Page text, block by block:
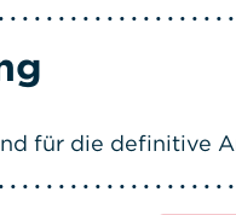
für die definitive